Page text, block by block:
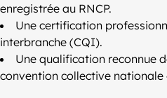
enregistrée au RNCP.
Une certification
interbranche (CQI).
Une qualification reconnue
convention collective nationale